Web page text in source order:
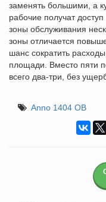
заменять большими, а
рабочие получат
зоны обслуживания
зоны отличается
шанс сократить
площади. Вместо пяти
всего два-три, без
Anno 1404 ОВ